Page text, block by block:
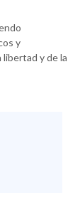
y
y de la